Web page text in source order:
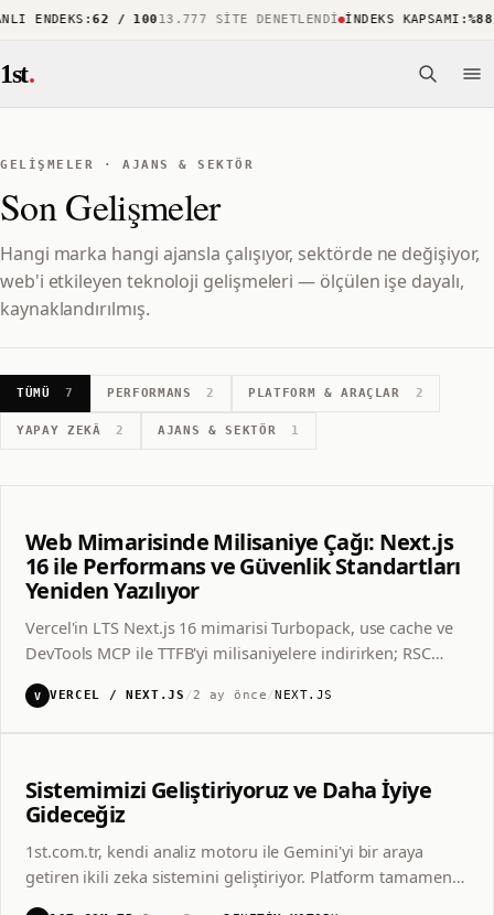
ENDEKS:62 / 10013.777 SITE DENETLENDI İNDEKS KAPSAMI:%88
1st.
GELİŞMELER · AJANS & SEKTÖR
Son Gelişmeler
Hangi marka hangi ajansla çalışıyor, sektörde ne değişiyor,
web'i etkileyen teknoloji gelişmeleri — ölçülen işe dayalı,
kaynaklandırılmış.
TÜMÜ 7 PERFORMANS 2 PLATFORM & ARAÇLAR 2
YAPAY ZEKÂ 2 AJANS & SEKTÖR 1
Web Mimarisinde Milisaniye Çağı: Next.js
16 ile Performans ve Güvenlik Standartları
Yeniden Yazılıyor
Vercel'in LTS Next.js 16 mimarisi Turbopack, use cache ve
DevTools MCP ile TTFB'yi milisaniyelere indirirken; RSC
kaynaklı 13 kritik güvenlik açığı için 16.2+ güncellemesi
zorunlu hale geldi.
V VERCEL / NEXT.JS /2 ay önce/NEXT.JS
Sistemimizi Geliştiriyoruz ve Daha İyiye
Gideceğiz
1st.com.tr, kendi analiz motoru ile Gemini'yi bir araya
getiren ikili zeka sistemini geliştiriyor. Platform tamamen
ücretsiz; Türkçe internetin en başarılı sitelerinin istatistik
1ST.COM.TR · İKİLİ ZEKA
1st Gemini